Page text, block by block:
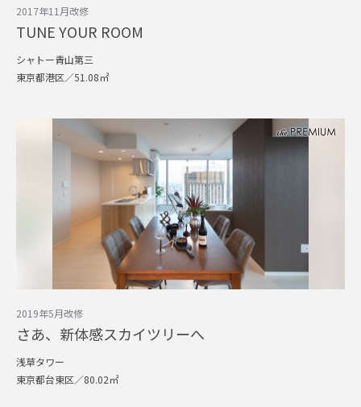
2017年11月改修
TUNE YOUR ROOM
シャトー青山第三
東京都港区／51.08㎡
2019年5月改修
さあ、新体感スカイツリーへ
浅草タワー
東京都台東区／80.02㎡